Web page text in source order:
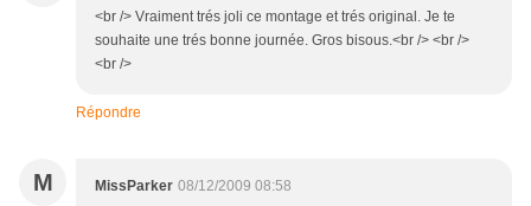
<br /> Vraiment trés joli ce montage et trés original. Je te
souhaite une trés bonne journée. Gros bisous.<br /> <br />
<br />
Répondre
M MissParker 08/12/2009 08:58